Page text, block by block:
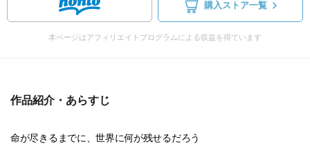
購入ストア一覧
本ページはアフィリエイトプログラムによる収益を得ています
作品紹介・あらすじ
命が尽きるまでに、世界に何が残せるだろう